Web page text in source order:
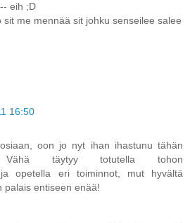
eih ;D
sit me mennää sit johku senseilee salee
16:50
oon jo nyt ihan ihastunu tähän
Vähä täytyy totutella tohon
ja opetella eri toiminnot, mut hyvältä
palais entiseen enää!